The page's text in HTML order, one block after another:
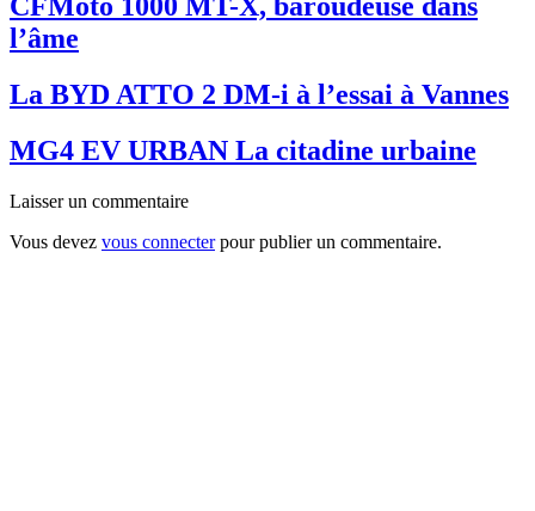
l’âme
La BYD ATTO 2 DM-i à l’essai à Vannes
MG4 EV URBAN La citadine urbaine
Laisser un commentaire
Vous devez vous connecterpour publier un commentaire.